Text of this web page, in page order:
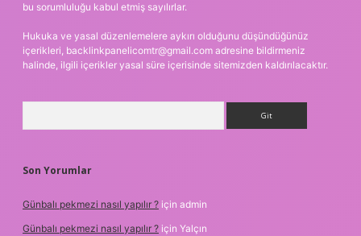
bu sorumluluğu kabul etmiş sayılırlar.
Hukuka ve yasal düzenlemelere aykırı olduğunu düşündüğünüz
içerikleri, backlinkpanelicomtr@gmail.com adresine bildirmeniz
halinde, ilgili içerikler yasal süre içerisinde sitemizden kaldırılacaktır.
Son Yorumlar
Günbalı pekmezi nasıl yapılır ? için admin
Günbalı pekmezi nasıl yapılır ? için Yalçın